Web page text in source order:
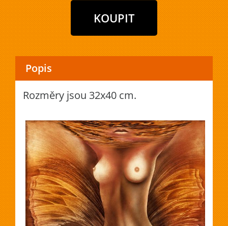
Popis
Rozměry jsou 32x40 cm.